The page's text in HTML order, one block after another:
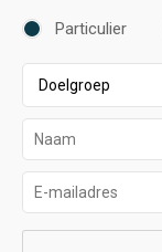
Particulier